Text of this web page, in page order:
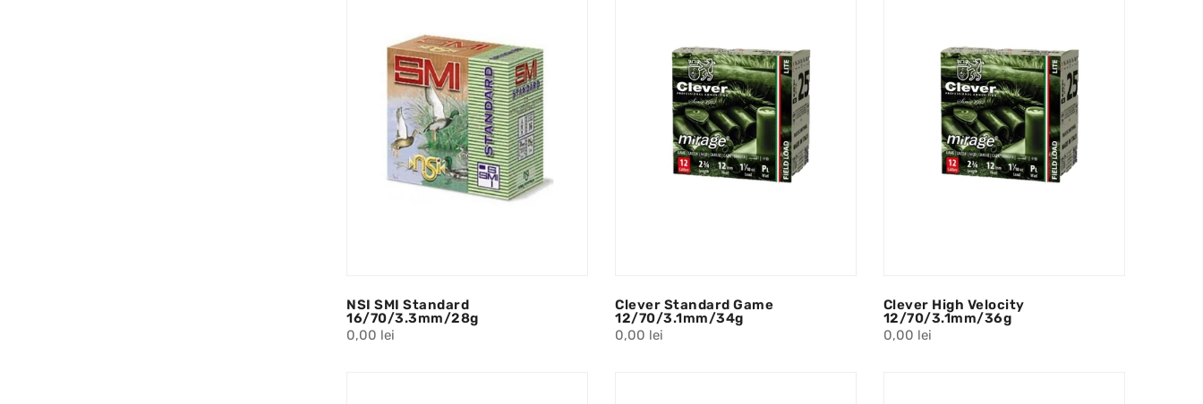
NSI SMI Standard
16/70/3.3mm/28g
0,00 lei
Clever Standard Game
12/70/3.1mm/34g
0,00 lei
Clever High Velocity
12/70/3.1mm/36g
0,00 lei